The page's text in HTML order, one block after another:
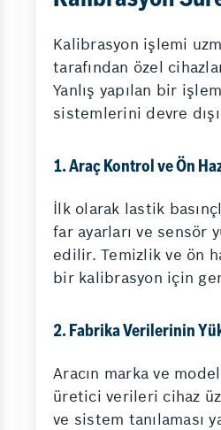
Kalibrasyon işlemi
tarafından özel
Yanlış yapılan bir
sistemlerini devre
1. Araç Kontrol ve Ön
İlk olarak lastik
far ayarları ve sensör
edilir. Temizlik ve ön
bir kalibrasyon için
2. Fabrika Verilerinin
Aracın marka ve
üretici verileri cihaz
ve sistem tanılaması